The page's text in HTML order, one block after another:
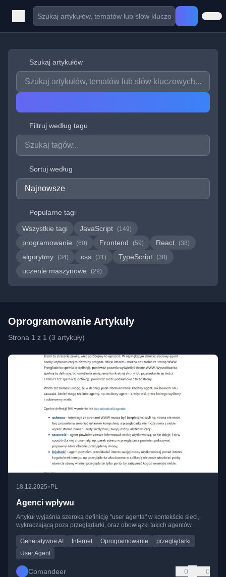
Szukaj artykułów
Filtruj według tagu
Sortuj według
Popularne tagi
Wszystkie tagi
JavaScript (149)
programowanie (60) Frontend (59) React (38)
algorytmy (34) css (31) TypeScript (30)
uczenie maszynowe (29)
Oprogramowanie Artykuły
Strona 1 z 1 (3 artykuły)
18.12.2025• PL
Agenci wpływu
Artykuł wyjaśnia szeroką definicję "user agenta" w kontekście sieci,
wykraczającą poza przeglądarki, oraz obowiązki takich agentów.
Generatywne AI Internet Oprogramowanie
przeglądarki
User Agent
Comandeer 0 0